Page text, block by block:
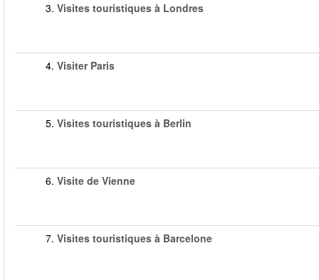
3. Visites touristiques à Londres
4. Visiter Paris
5. Visites touristiques à Berlin
6. Visite de Vienne
7. Visites touristiques à Barcelone